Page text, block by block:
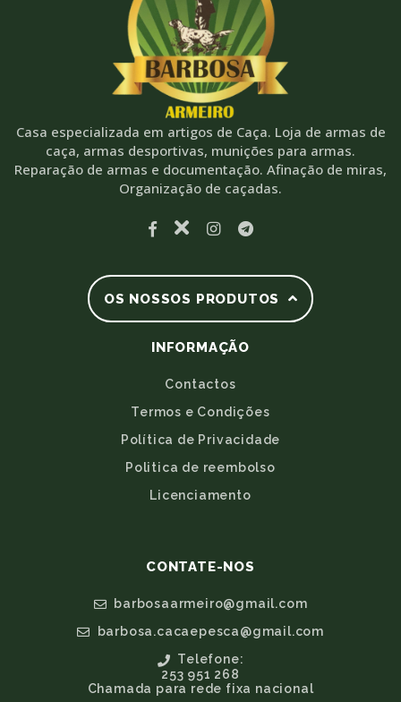
Casa especializada em artigos de Caça. Loja de armas de
caça, armas desportivas, munições para armas.
Reparação de armas e documentação. Afinação de miras,
Organização de caçadas.
OS NOSSOS PRODUTOS
INFORMAÇÃO
Contactos
Termos e Condições
Política de Privacidade
Politica de reembolso
Licenciamento
CONTATE-NOS
barbosaarmeiro@gmail.com
barbosa.cacaepesca@gmail.com
Telefone:
253 951 268
Chamada para rede fixa nacional